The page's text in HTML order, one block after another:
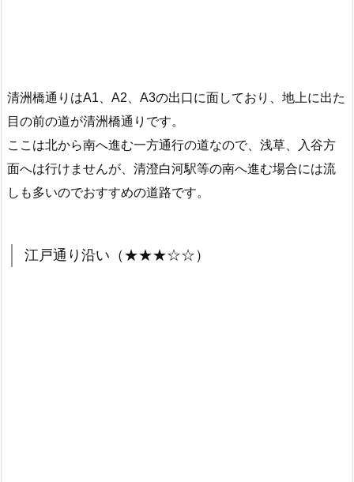
清洲橋通りはA1、A2、A3の出口に面しており、地上に出た
目の前の道が清洲橋通りです。
ここは北から南へ進む一方通行の道なので、浅草、入谷方
面へは行けませんが、清澄白河駅等の南へ進む場合には流
しも多いのでおすすめの道路です。
江戸通り沿い（★★★☆☆）